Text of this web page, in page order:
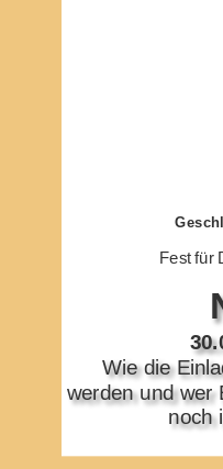
Fest für
Wie die
werden und wer
noch